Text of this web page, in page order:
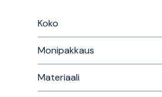
Koko
Monipakkaus
Materiaali